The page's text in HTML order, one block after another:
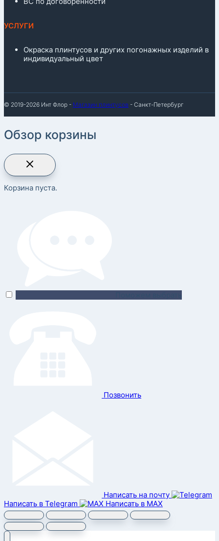
УСЛУГИ
Окраска плинтусов и других погонажных изделий в
индивидуальный цвет
© 2019-2026 Инт Флор - Магазин плинтусов - Санкт-Петербург
Обзор корзины
Корзина пуста.
Позвонить
Написать на почту
Написать в Telegram
Написать в MAX